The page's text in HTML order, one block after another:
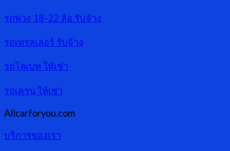
รถพ่วง 18-22 ล้อ รับจ้าง
รถเทรลเลอร์ รับจ้าง
รถโลเบท ให้เช่า
รถเครน ให้เช่า
Allcarforyou.com
บริการของเรา